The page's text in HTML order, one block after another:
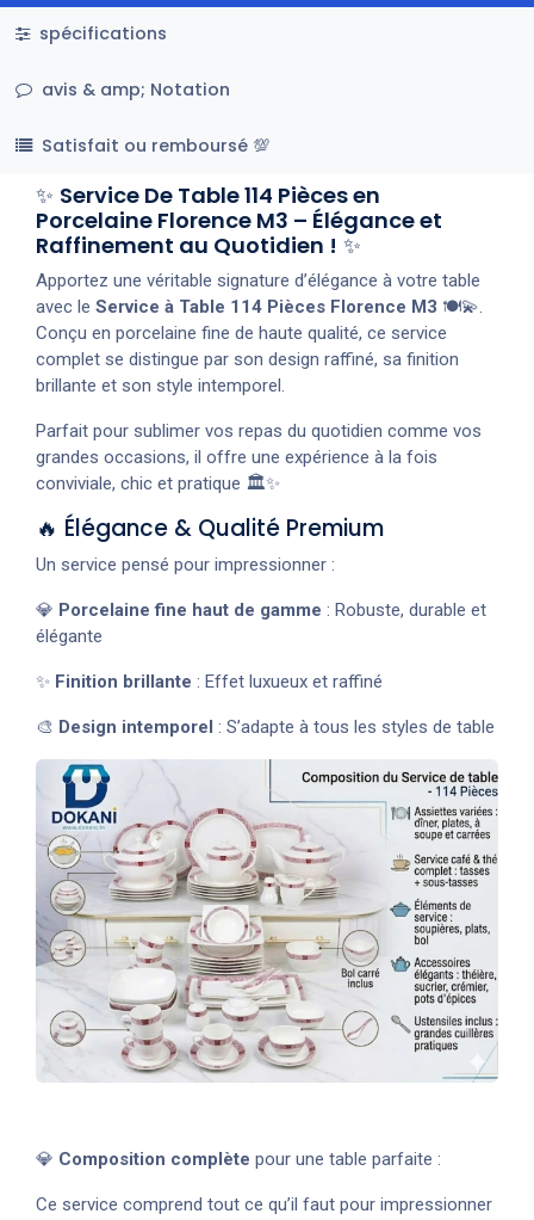
spécifications
avis & amp; Notation
Satisfait ou remboursé 💯
✨ Service De Table 114 Pièces en
Porcelaine Florence M3 – Élégance et
Raffinement au Quotidien ! ✨
Apportez une véritable signature d’élégance à votre table
avec le Service à Table 114 Pièces Florence M3 🍽️💫.
Conçu en porcelaine fine de haute qualité, ce service
complet se distingue par son design raffiné, sa finition
brillante et son style intemporel.
Parfait pour sublimer vos repas du quotidien comme vos
grandes occasions, il offre une expérience à la fois
conviviale, chic et pratique 🏛️✨
🔥 Élégance & Qualité Premium
Un service pensé pour impressionner :
💎 Porcelaine fine haut de gamme : Robuste, durable et
élégante
✨ Finition brillante : Effet luxueux et raffiné
🎨 Design intemporel : S’adapte à tous les styles de table
💎 Composition complète pour une table parfaite :
Ce service comprend tout ce qu’il faut pour impressionner